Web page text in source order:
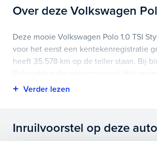
Over deze Volkswagen
Deze mooie Volkswagen Polo 1.0 TSI
voor het eerst een kentekenregistratie
heeft 35.578 km op de teller staan. Bij
deze pagina bij onderhoud en historie te
carplay/android auto, elektrisch glazen
lichtmetalen velgen 17" en nog veel
Inruilvoorstel op deze